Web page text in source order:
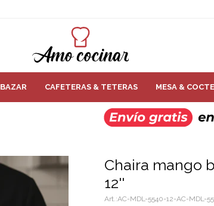
BAZAR CAFETERAS & TETERAS MESA &
Chaira mango
12''
AC-MDL-5540-12-AC-MDL-